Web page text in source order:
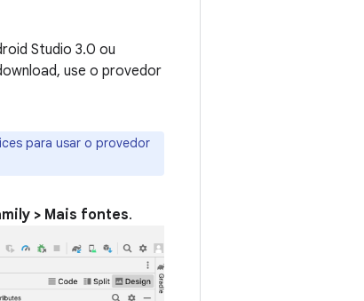
Studio 3.0 ou
use o provedor
para usar o provedor
> Mais fontes.